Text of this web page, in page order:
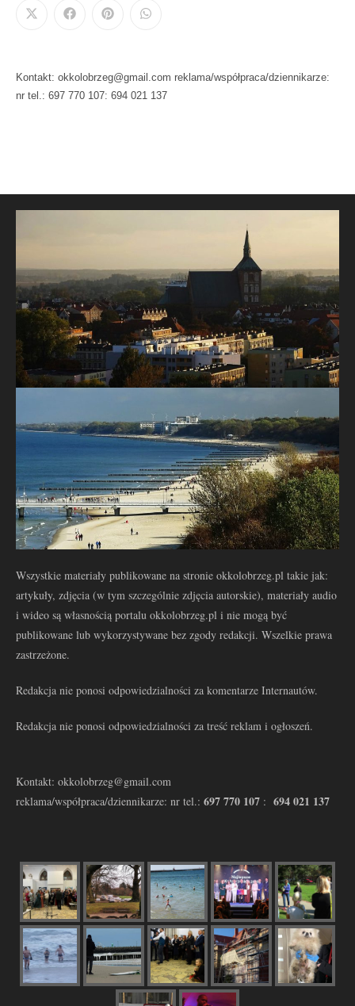
Kontakt: okkolobrzeg@gmail.com reklama/współpraca/dziennikarze:
nr tel.: 697 770 107: 694 021 137
Wszystkie materiały publikowane na stronie okkolobrzeg.pl takie jak:
artykuły, zdjęcia (w tym szczególnie zdjęcia autorskie), materiały audio
i wideo są własnością portalu okkolobrzeg.pl i nie mogą być
publikowane lub wykorzystywane bez zgody redakcji. Wszelkie prawa
zastrzeżone.
Redakcja nie ponosi odpowiedzialności za komentarze Internautów.
Redakcja nie ponosi odpowiedzialności za treść reklam i ogłoszeń.
Kontakt: okkolobrzeg@gmail.com
reklama/współpraca/dziennikarze: nr tel.: 697 770 107 : 694 021 137